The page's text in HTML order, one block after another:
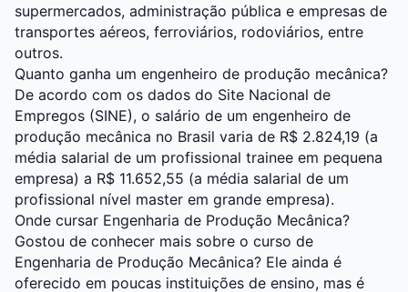
supermercados, administração pública e empresas de
transportes aéreos, ferroviários, rodoviários, entre
outros.
Quanto ganha um engenheiro de produção mecânica?
De acordo com os dados do Site Nacional de
Empregos (SINE), o salário de um engenheiro de
produção mecânica no Brasil varia de R$ 2.824,19 (a
média salarial de um profissional trainee em pequena
empresa) a R$ 11.652,55 (a média salarial de um
profissional nível master em grande empresa).
Onde cursar Engenharia de Produção Mecânica?
Gostou de conhecer mais sobre o curso de
Engenharia de Produção Mecânica? Ele ainda é
oferecido em poucas instituições de ensino, mas é